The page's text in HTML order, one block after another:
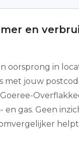
en
oorsprong in
met jouw
gas. Geen